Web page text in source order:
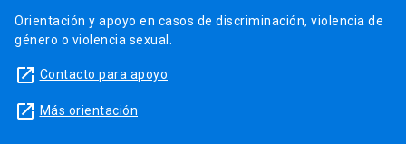
Orientación y apoyo en casos de discriminación, violencia de
género o violencia sexual.
launch Contacto para apoyo
launch Más orientación